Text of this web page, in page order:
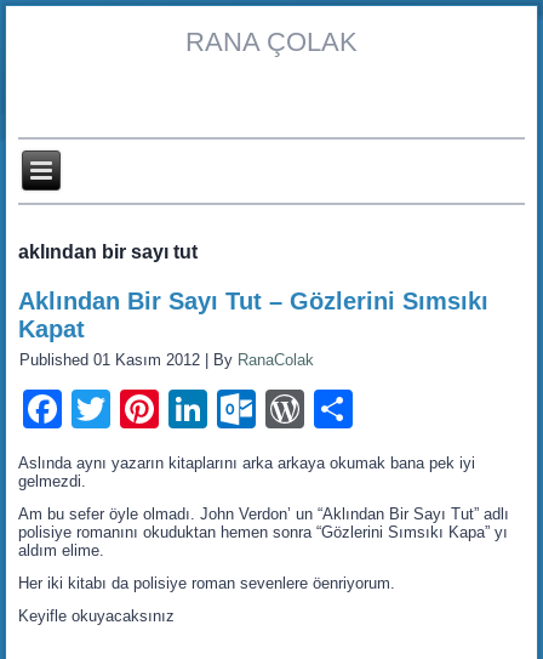
RANA ÇOLAK
aklından bir sayı tut
Aklından Bir Sayı Tut – Gözlerini Sımsıkı
Kapat
Published 01 Kasım 2012 By RanaColak
Facebook
TwitterPinterest
LinkedIn
Outlook.com
WordPress
Aslında aynı yazarın kitaplarını arka arkaya okumak bana pek iyi
gelmezdi.
Am bu sefer öyle olmadı. John Verdon’ un “Aklından Bir Sayı Tut” adlı
polisiye romanını okuduktan hemen sonra “Gözlerini Sımsıkı Kapa” yı
aldım elime.
Her iki kitabı da polisiye roman sevenlere öenriyorum.
Keyifle okuyacaksınız